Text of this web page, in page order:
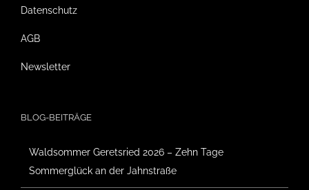
Datenschutz
AGB
Newsletter
BLOG-BEITRÄGE
Waldsommer Geretsried 2026 – Zehn Tage
Sommerglück an der Jahnstraße